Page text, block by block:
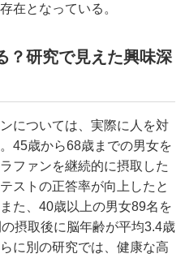
在となっている。
？研究で見えた興味深
については、実際に人を対
45歳から68歳までの男女を
ファンを継続的に摂取した
ストの正答率が向上したと
た、40歳以上の男女89名を
摂取後に脳年齢が平均3.4歳
に別の研究では、健康な高